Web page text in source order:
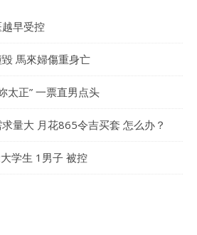
早受控
馬來婦傷重身亡
太正” 一票直男点头
量大 月花865令吉买套 怎么办？
学生 1男子 被控